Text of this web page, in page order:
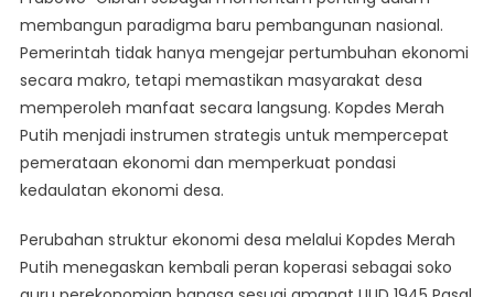
membangun paradigma baru pembangunan nasional.
Pemerintah tidak hanya mengejar pertumbuhan ekonomi
secara makro, tetapi memastikan masyarakat desa
memperoleh manfaat secara langsung. Kopdes Merah
Putih menjadi instrumen strategis untuk mempercepat
pemerataan ekonomi dan memperkuat pondasi
kedaulatan ekonomi desa.
Perubahan struktur ekonomi desa melalui Kopdes Merah
Putih menegaskan kembali peran koperasi sebagai soko